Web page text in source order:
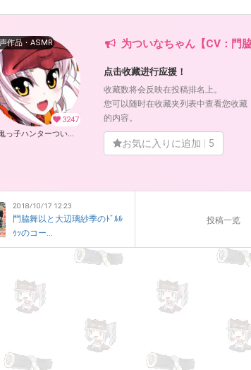
3247
作品・ASMR
【鬼っ子ハンターついなちゃん】（CV：門脇舞以）プロジェクト！ (ついなちゃん【CV：門脇舞以・原作：大辺璃紗季】)
为ついなちゃん【CV：門
点击收藏进行应援！
收藏数将会反映在投稿排名上。
您可以随时在收藏夹列表中查看您收藏
的内容。
お気に入りに追加 5
2018/10/17 12:23
門脇舞以と大辺璃紗季のﾄﾞﾙﾙ
ｩｯのコー...
投稿一览